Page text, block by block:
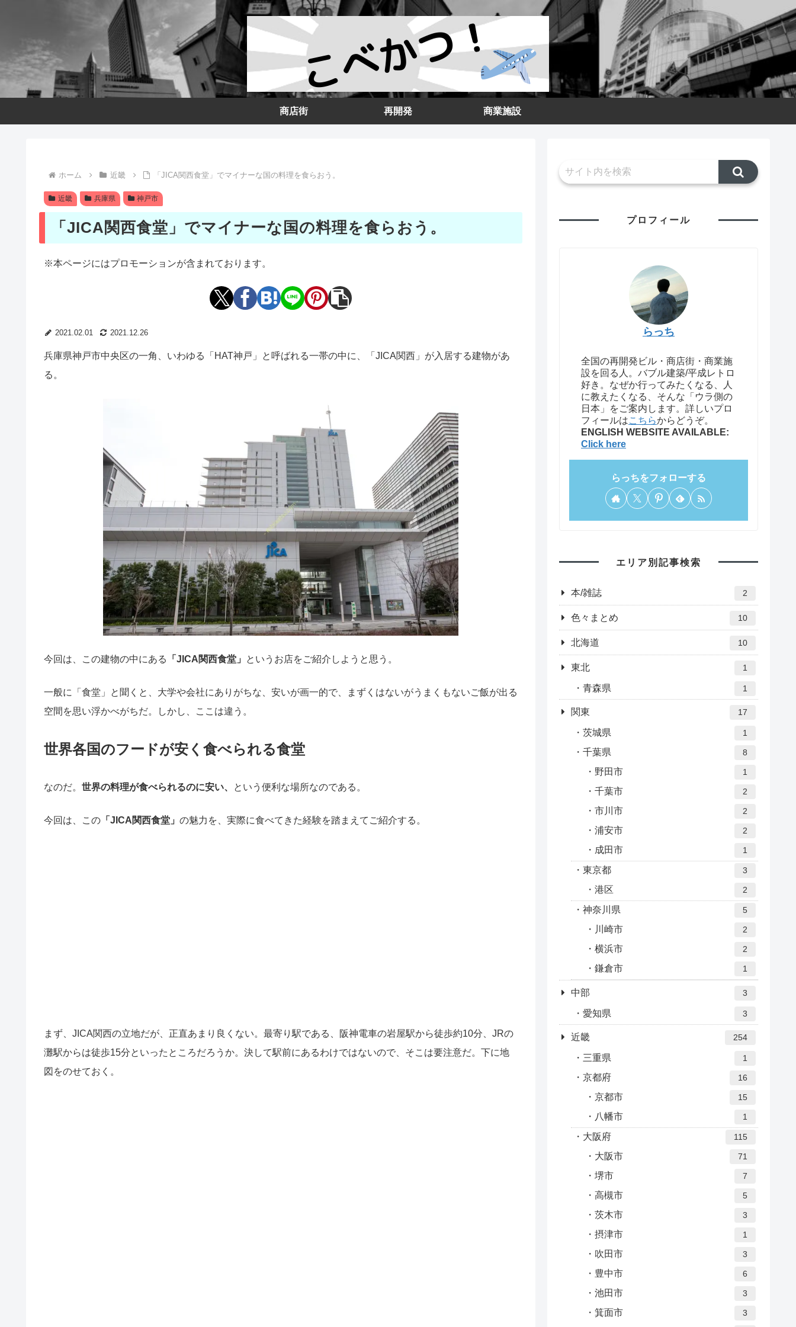
商店街 再開発 商業施設
ホーム 近畿 「JICA関西食堂」でマイナーな国の料理を食らおう。
近畿 兵庫県 神戸市
「JICA関西食堂」でマイナーな国の料理を食らおう。
※本ページにはプロモーションが含まれております。
2021.02.01 2021.12.26
兵庫県神戸市中央区の一角、いわゆる「HAT神戸」と呼ばれる一帯の中に、「JICA関西」が入居する建物があ
る。
今回は、この建物の中にある 「JICA関西食堂」 というお店をご紹介しようと思う。
一般に「食堂」と聞くと、大学や会社にありがちな、安いが画一的で、まずくはないがうまくもないご飯が出る
空間を思い浮かべがちだ。しかし、ここは違う。
世界各国のフードが安く食べられる食堂
なのだ。 世界の料理が食べられるのに安い、 という便利な場所なのである。
今回は、この 「JICA関西食堂」 の魅力を、実際に食べてきた経験を踏まえてご紹介する。
まず、JICA関西の立地だが、正直あまり良くない。最寄り駅である、阪神電車の岩屋駅から徒歩約10分、JRの
灘駅からは徒歩15分といったところだろうか。決して駅前にあるわけではないので、そこは要注意だ。下に地
図をのせておく。
プロフィール
らっち
全国の再開発ビル・商店街・商業施
設を回る人。バブル建築/平成レトロ
好き。なぜか行ってみたくなる、人
に教えたくなる、そんな「ウラ側の
日本」をご案内します。詳しいプロ
フィールはこちらからどうぞ。
ENGLISH WEBSITE AVAILABLE:
Click here
らっちをフォローする
エリア別記事検索
本/雑誌 2
色々まとめ 10
北海道 10
東北 1
青森県 1
関東 17
茨城県 1
千葉県 8
野田市 1
千葉市 2
市川市 2
浦安市 2
成田市 1
東京都 3
港区 2
神奈川県 5
川崎市 2
横浜市 2
鎌倉市 1
中部 3
愛知県 3
近畿 254
三重県 1
京都府 16
京都市 15
八幡市 1
大阪府 115
大阪市 71
堺市 7
高槻市 5
茨木市 3
摂津市 1
吹田市 3
豊中市 6
池田市 3
箕面市 3